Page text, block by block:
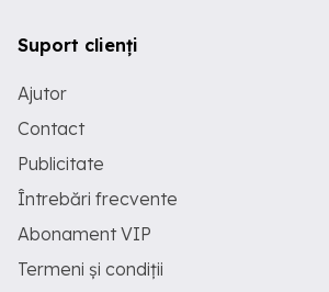
Suport clienți
Ajutor
Contact
Publicitate
Întrebări frecvente
Abonament VIP
Termeni și condiții